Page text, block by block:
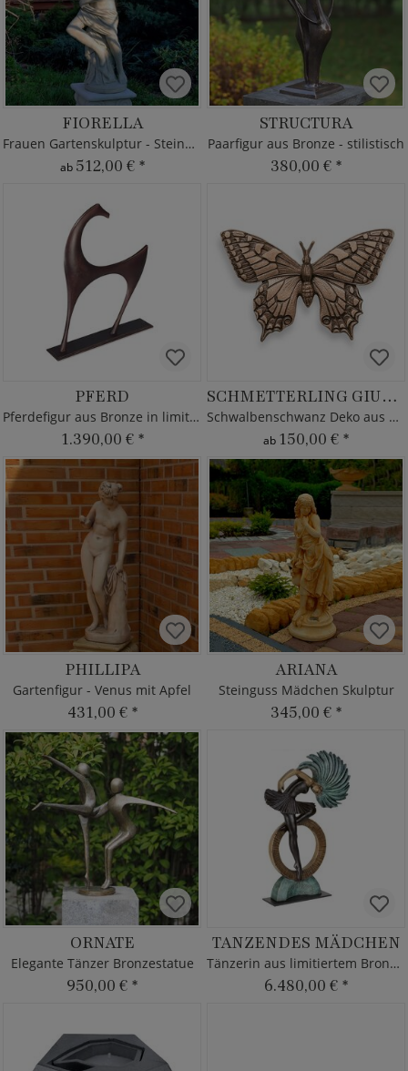
FIORELLA
Frauen Gartenskulptur - Steinguss
ab 512,00 € *
STRUCTURA
Paarfigur aus Bronze - stilistisch
380,00 € *
PFERD
Pferdefigur aus Bronze in limitierter Edition
1.390,00 € *
SCHMETTERLING GIULIA
Schwalbenschwanz Deko aus Bronze
ab 150,00 € *
PHILLIPA
Gartenfigur - Venus mit Apfel
431,00 € *
ARIANA
Steinguss Mädchen Skulptur
345,00 € *
ORNATE
Elegante Tänzer Bronzestatue
950,00 € *
TANZENDES MÄDCHEN
Tänzerin aus limitiertem Bronzehandwerk
6.480,00 € *